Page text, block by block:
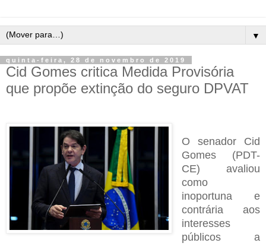
▼
quinta-feira, 28 de novembro de 2019
Cid Gomes critica Medida Provisória
que propõe extinção do seguro DPVAT
O senador Cid
Gomes (PDT-
CE) avaliou
como
inoportuna e
contrária aos
interesses
públicos a